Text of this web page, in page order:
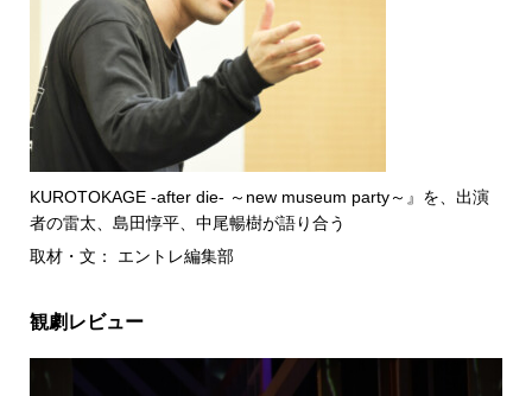
KUROTOKAGE -after die- ～new museum party～』を、出演
者の雷太、島田惇平、中尾暢樹が語り合う
取材・文： エントレ編集部
観劇レビュー